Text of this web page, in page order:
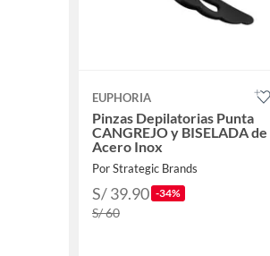
EUPHORIA
Pinzas Depilatorias Punta
CANGREJO y BISELADA de
Acero Inox
Por Strategic Brands
S/ 39.90 -34%
S/ 60